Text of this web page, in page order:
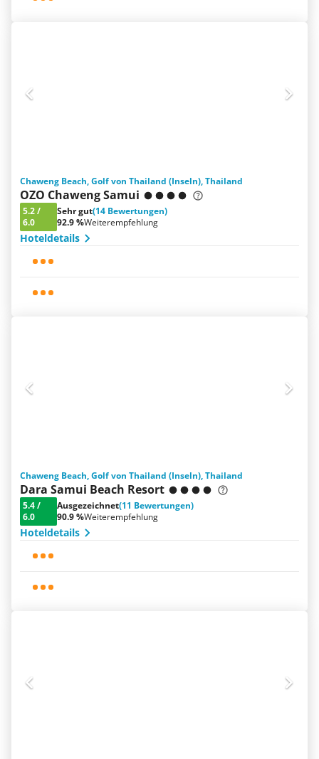
Chaweng Beach, Golf von Thailand (Inseln), Thailand
OZO Chaweng Samui
5.2/
6.0
Sehr gut(14 Bewertungen)
92.9 %Weiterempfehlung
Hoteldetails
Chaweng Beach, Golf von Thailand (Inseln), Thailand
Dara Samui Beach Resort
5.4/
6.0
Ausgezeichnet(11 Bewertungen)
90.9 %Weiterempfehlung
Hoteldetails